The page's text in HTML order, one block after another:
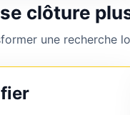
clôture
une recherche